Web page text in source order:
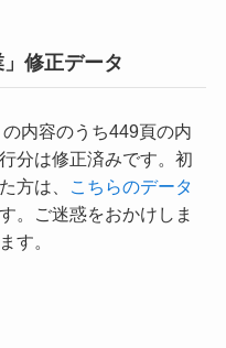
」修正データ
内容のうち449頁の内
分は修正済みです。初
方は、
こちらのデータ
。ご迷惑をおかけしま
す。